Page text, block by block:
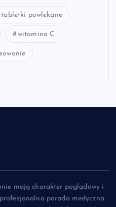
tabletki powlekane
witamina C
mają charakter poglądowy i
porada medyczna.